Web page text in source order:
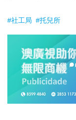
#社工局 #托兒所